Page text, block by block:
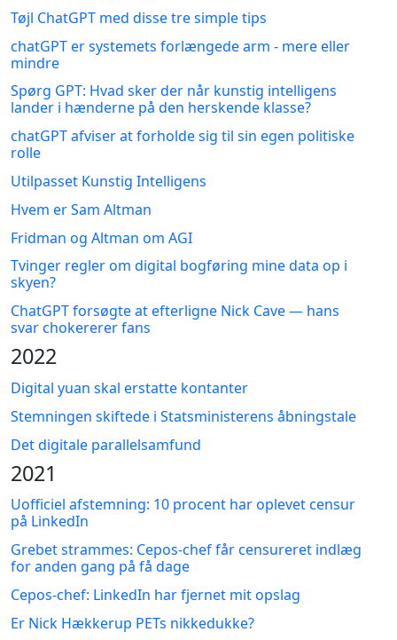
Tøjl ChatGPT med disse tre simple tips
chatGPT er systemets forlængede arm - mere eller
mindre
Spørg GPT: Hvad sker der når kunstig intelligens
lander i hænderne på den herskende klasse?
chatGPT afviser at forholde sig til sin egen politiske
rolle
Utilpasset Kunstig Intelligens
Hvem er Sam Altman
Fridman og Altman om AGI
Tvinger regler om digital bogføring mine data op i
skyen?
ChatGPT forsøgte at efterligne Nick Cave — hans
svar chokererer fans
2022
Digital yuan skal erstatte kontanter
Stemningen skiftede i Statsministerens åbningstale
Det digitale parallelsamfund
2021
Uofficiel afstemning: 10 procent har oplevet censur
på LinkedIn
Grebet strammes: Cepos-chef får censureret indlæg
for anden gang på få dage
Cepos-chef: LinkedIn har fjernet mit opslag
Er Nick Hækkerup PETs nikkedukke?